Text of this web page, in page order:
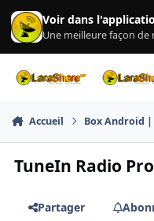
Aller au contenu
Voir dans
Une meilleure façon de
Accueil Box Android |
TuneIn Radio
Partager